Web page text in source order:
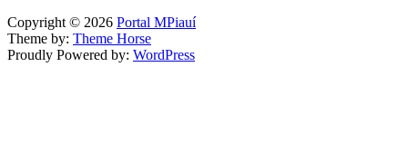
Copyright © 2026 Portal MPiauí
Theme by: Theme Horse
Proudly Powered by: WordPress